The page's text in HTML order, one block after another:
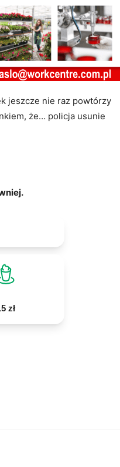
jeszcze nie raz powtórzy
że… policja usunie
zł